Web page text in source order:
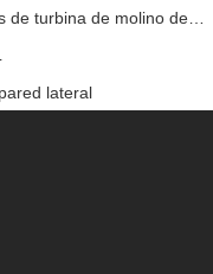
lateral